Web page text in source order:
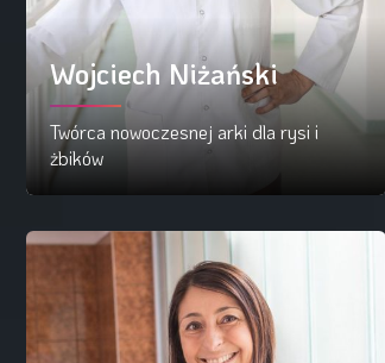
Wojciech Niżański
Twórca nowoczesnej arki dla rysi i
żbików
Czytaj więcej